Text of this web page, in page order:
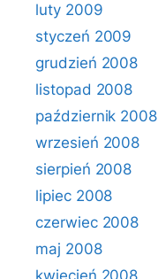
luty 2009
styczeń 2009
grudzień 2008
listopad 2008
październik 2008
wrzesień 2008
sierpień 2008
lipiec 2008
czerwiec 2008
maj 2008
kwiecień 2008